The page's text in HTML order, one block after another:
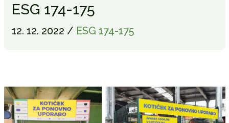
ESG 174-175
12. 12. 2022 / ESG 174-175